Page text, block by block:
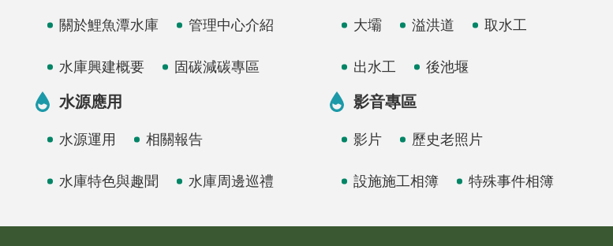
關於鯉魚潭水庫 管理中心介紹
水庫興建概要 固碳減碳專區
大壩 溢洪道 取水工
出水工 後池堰
水源應用
水源運用 相關報告
水庫特色與趣聞 水庫周邊巡禮
影音專區
影片 歷史老照片
設施施工相簿 特殊事件相簿